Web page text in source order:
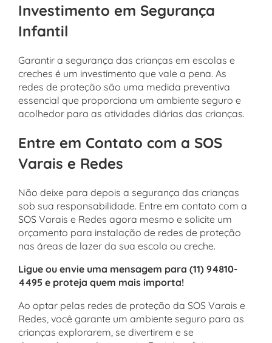
Investimento em Segurança
Infantil
Garantir a segurança das crianças em escolas e
creches é um investimento que vale a pena. As
redes de proteção são uma medida preventiva
essencial que proporciona um ambiente seguro e
acolhedor para as atividades diárias das crianças.
Entre em Contato com a SOS
Varais e Redes
Não deixe para depois a segurança das crianças
sob sua responsabilidade. Entre em contato com a
SOS Varais e Redes agora mesmo e solicite um
orçamento para instalação de redes de proteção
nas áreas de lazer da sua escola ou creche.
Ligue ou envie uma mensagem para (11) 94810-
4495 e proteja quem mais importa!
Ao optar pelas redes de proteção da SOS Varais e
Redes, você garante um ambiente seguro para as
crianças explorarem, se divertirem e se